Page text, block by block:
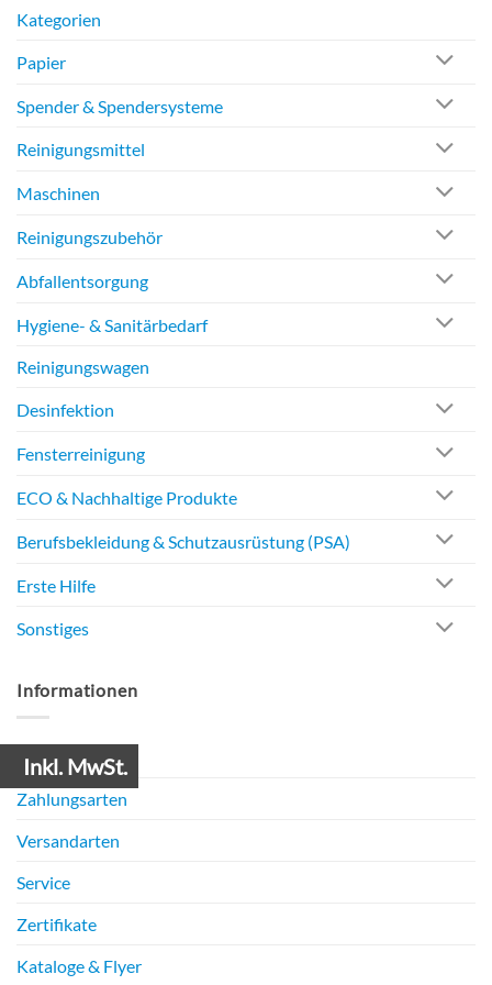
Inkl. MwSt.
Kategorien
Papier
Spender & Spendersysteme
Reinigungsmittel
Maschinen
Reinigungszubehör
Abfallentsorgung
Hygiene- & Sanitärbedarf
Reinigungswagen
Desinfektion
Fensterreinigung
ECO & Nachhaltige Produkte
Berufsbekleidung & Schutzausrüstung (PSA)
Erste Hilfe
Sonstiges
Informationen
Mein Konto
Zahlungsarten
Versandarten
Service
Zertifikate
Kataloge & Flyer